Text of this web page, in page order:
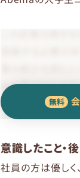
意識したこと・
社員の方は優しく